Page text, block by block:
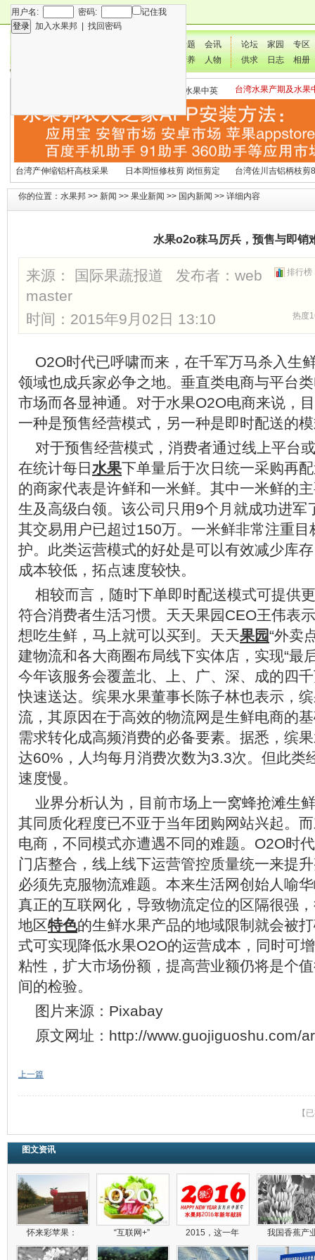
用户名: 密码:
记住我
加入水果邦
找回密码
专题
会讯
营养 人物
论坛 家园
专区
供求
日志 相册
国外水果产期及水果中英
台湾水果产期及水果
文表
台湾产伸缩铝杆高枝采果
剪2270#
日本岡恒修枝剪 岗恒剪定
铗200
台湾佐川吉铝柄枝剪
（欧洲款式）
你的位置： 水果邦 >> 新闻 >> 果业新闻 >> 国内新闻 >> 详细内容
水果o2o秣马厉兵，预售与即销
排行榜
来源： 国际果蔬报道 发布者： web
master
热度
时间：2015年9月02日 13:10
O2O时代已呼啸而来，在千军万马杀入生
领域也成兵家必争之地。垂直类电商与平台
市场而各显神通。对于水果O2O电商来说，
一种是预售经营模式，另一种是即时配送的
对于预售经营模式，消费者通过线上平台
在统计每日 水果下单量后于次日统一采购再
的商家代表是许鲜和一米鲜。其中一米鲜的
生及高级白领。该公司只用9个月就成功进军
其交易用户已超过150万。一米鲜非常注重
护。此类运营模式的好处是可以有效减少库
成本较低，拓点速度较快。
相较而言，随时下单即时配送模式可提供
符合消费者生活习惯。天天果园CEO王伟表
想吃生鲜，马上就可以买到。天天果园“外卖
建物流和各大商圈布局线下实体店，实现“最
今年该服务会覆盖北、上、广、深、成的四
快速送达。缤果水果董事长陈子林也表示，
流，其原因在于高效的物流网是生鲜电商的
需求转化成高频消费的必备要素。据悉，缤
达60%，人均每月消费次数为3.3次。但此类
速度慢。
业界分析认为，目前市场上一窝蜂抢滩生
其同质化程度已不亚于当年团购网站兴起。
电商，不同模式亦遭遇不同的难题。O2O时
门店整合，线上线下运营管控质量统一来提
必须先克服物流难题。本来生活网创始人喻
真正的互联网化，导致物流定位的区隔很强
地区特色的生鲜水果产品的地域限制就会被
式可实现降低水果O2O的运营成本，同时可
粘性，扩大市场份额，提高营业额仍将是个
间的检验。
图片来源：Pixabay
原文网址：http://www.guojiguoshu.com/
上一篇
【
图文资讯
怀来彩苹果： “互联网+” 2015，这一年 我国香蕉产